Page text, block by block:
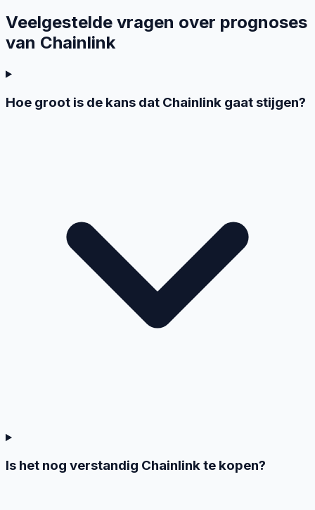
Veelgestelde vragen over prognoses
van Chainlink
Hoe groot is de kans dat Chainlink gaat stijgen?
Is het nog verstandig Chainlink te kopen?